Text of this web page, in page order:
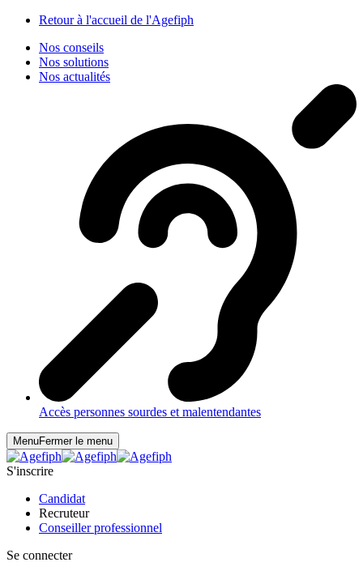
Retour à l'accueil de l'Agefiph
Nos conseils
Nos solutions
Nos actualités
Accès personnes sourdes et malentendantes
MenuFermer le menu
S'inscrire
Candidat
Recruteur
Conseiller professionnel
Se connecter